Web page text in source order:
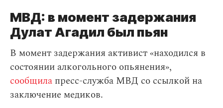
МВД: в момент задержания
Дулат Агадил был пьян
В момент задержания активист «находился в
состоянии алкогольного опьянения»,
сообщила пресс-служба МВД cо ссылкой на
заключение медиков.